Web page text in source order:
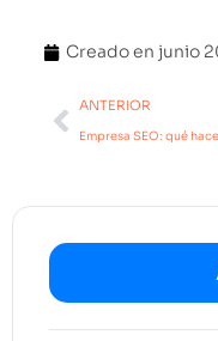
Creado en junio
ANTERIOR